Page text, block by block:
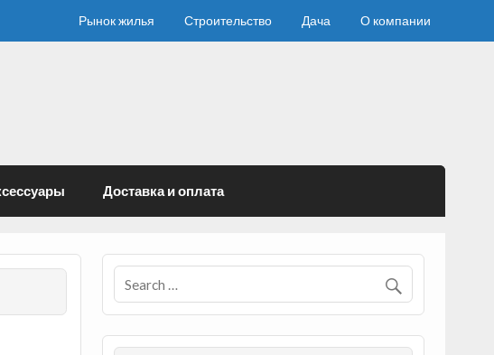
Рынок жилья Строительство Дача О компании
Доставка и оплата